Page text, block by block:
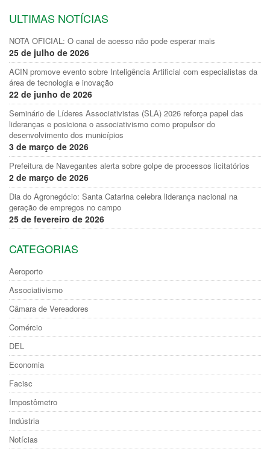
ULTIMAS NOTÍCIAS
NOTA OFICIAL: O canal de acesso não pode esperar mais
25 de julho de 2026
ACIN promove evento sobre Inteligência Artificial com especialistas da
área de tecnologia e inovação
22 de junho de 2026
Seminário de Líderes Associativistas (SLA) 2026 reforça papel das
lideranças e posiciona o associativismo como propulsor do
desenvolvimento dos municípios
3 de março de 2026
Prefeitura de Navegantes alerta sobre golpe de processos licitatórios
2 de março de 2026
Dia do Agronegócio: Santa Catarina celebra liderança nacional na
geração de empregos no campo
25 de fevereiro de 2026
CATEGORIAS
Aeroporto
Associativismo
Câmara de Vereadores
Comércio
DEL
Economia
Facisc
Impostômetro
Indústria
Notícias